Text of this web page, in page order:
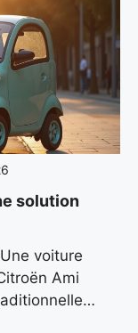
solution
voiture
Ami